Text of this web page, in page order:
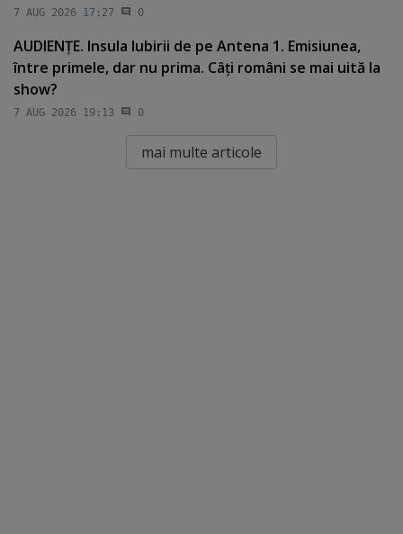
7 AUG 2026 17:27 0
AUDIENŢE. Insula Iubirii de pe Antena 1. Emisiunea,
între primele, dar nu prima. Câţi români se mai uită la
show?
7 AUG 2026 19:13 0
mai multe articole